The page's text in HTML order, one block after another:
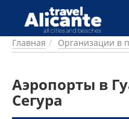
Перейти к основному
ГОРОДА
ПИТАНИЕ
ПРОЖИВАНИЕ
ПЛЯЖИ
Главная Организации в
Аэропорты в
Сегура